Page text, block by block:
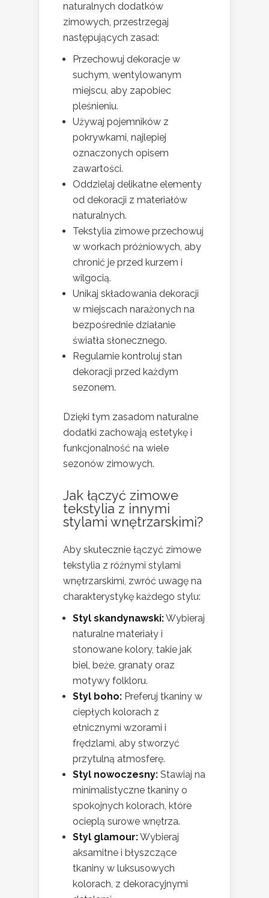
naturalnych dodatków
zimowych, przestrzegaj
następujących zasad:
Przechowuj dekoracje w
suchym, wentylowanym
miejscu, aby zapobiec
pleśnieniu.
Używaj pojemników z
pokrywkami, najlepiej
oznaczonych opisem
zawartości.
Oddzielaj delikatne elementy
od dekoracji z materiałów
naturalnych.
Tekstylia zimowe przechowuj
w workach próżniowych, aby
chronić je przed kurzem i
wilgocią.
Unikaj składowania dekoracji
w miejscach narażonych na
bezpośrednie działanie
światła słonecznego.
Regularnie kontroluj stan
dekoracji przed każdym
sezonem.
Dzięki tym zasadom naturalne
dodatki zachowają estetykę i
funkcjonalność na wiele
sezonów zimowych.
Jak łączyć zimowe
tekstylia z innymi
stylami wnętrzarskimi?
Aby skutecznie łączyć zimowe
tekstylia z różnymi stylami
wnętrzarskimi, zwróć uwagę na
charakterystykę każdego stylu:
Styl skandynawski:Wybieraj
naturalne materiały i
stonowane kolory, takie jak
biel, beże, granaty oraz
motywy folkloru.
Styl boho: Preferuj tkaniny w
ciepłych kolorach z
etnicznymi wzorami i
frędzlami, aby stworzyć
przytulną atmosferę.
Styl nowoczesny: Stawiaj na
minimalistyczne tkaniny o
spokojnych kolorach, które
ocieplą surowe wnętrza.
Styl glamour:Wybieraj
aksamitne i błyszczące
tkaniny w luksusowych
kolorach, z dekoracyjnymi